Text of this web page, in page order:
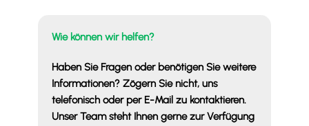
Wie können wir helfen?
Haben Sie Fragen oder benötigen Sie weitere
Informationen? Zögern Sie nicht, uns
telefonisch oder per E-Mail zu kontaktieren.
Unser Team steht Ihnen gerne zur Verfügung